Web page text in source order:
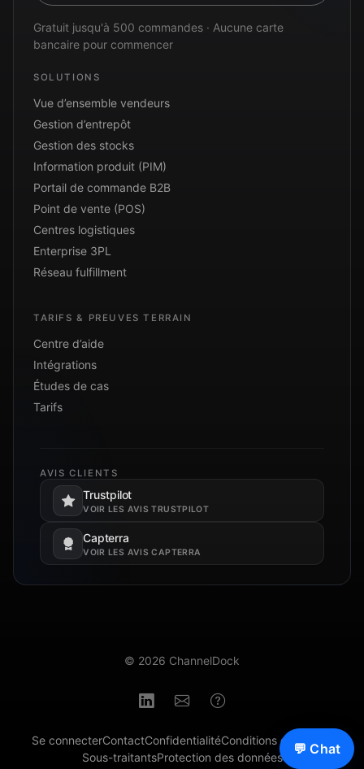
💬 Chat
Gratuit jusqu'à 500 commandes · Aucune carte
bancaire pour commencer
SOLUTIONS
Vue d’ensemble vendeurs
Gestion d’entrepôt
Gestion des stocks
Information produit (PIM)
Portail de commande B2B
Point de vente (POS)
Centres logistiques
Enterprise 3PL
Réseau fulfillment
TARIFS & PREUVES TERRAIN
Centre d’aide
Intégrations
Études de cas
Tarifs
AVIS CLIENTS
Trustpilot
VOIR LES AVIS TRUSTPILOT
S’ouvre dans un nouvel onglet.
Capterra
VOIR LES AVIS CAPTERRA
S’ouvre dans un nouvel onglet.
© 2026 ChannelDock
Se connecterContactConfidentialitéConditions générales
Sous-traitantsProtection des données